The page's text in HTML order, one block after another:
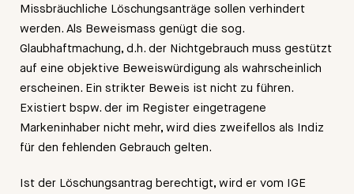
Missbräuchliche Löschungsanträge sollen verhindert
werden. Als Beweismass genügt die sog.
Glaubhaftmachung, d.h. der Nichtgebrauch muss gestützt
auf eine objektive Beweiswürdigung als wahrscheinlich
erscheinen. Ein strikter Beweis ist nicht zu führen.
Existiert bspw. der im Register eingetragene
Markeninhaber nicht mehr, wird dies zweifellos als Indiz
für den fehlenden Gebrauch gelten.
Ist der Löschungsantrag berechtigt, wird er vom IGE